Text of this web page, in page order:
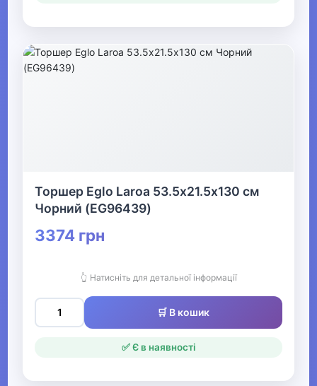
▶ Одяг, взуття та аксесуари
Офіс, школа, книги
Торшер Eglo Laroa 53.5х21.5х130 см
Чорний (EG96439)
3374 грн
👆 Натисніть для детальної інформації
🛒 В кошик
✅ Є в наявності